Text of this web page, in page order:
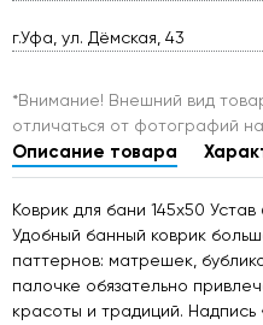
г.Уфа, ул. Дёмская, 43
*Внимание! Внешний вид
отличаться от фотографий
Описание товара
Коврик для бани 145х50
Удобный банный коврик
паттернов: матрешек,
палочке обязательно
красоты и традиций. Надпись